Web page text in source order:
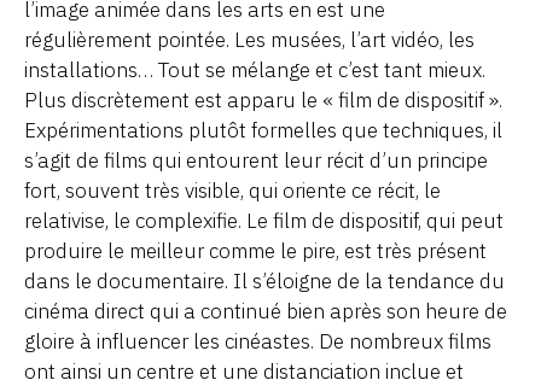
l’image animée dans les arts en est une
régulièrement pointée. Les musées, l’art vidéo, les
installations… Tout se mélange et c’est tant mieux.
Plus discrètement est apparu le « film de dispositif ».
Expérimentations plutôt formelles que techniques, il
s’agit de films qui entourent leur récit d’un principe
fort, souvent très visible, qui oriente ce récit, le
relativise, le complexifie. Le film de dispositif, qui peut
produire le meilleur comme le pire, est très présent
dans le documentaire. Il s’éloigne de la tendance du
cinéma direct qui a continué bien après son heure de
gloire à influencer les cinéastes. De nombreux films
ont ainsi un centre et une distanciation inclue et